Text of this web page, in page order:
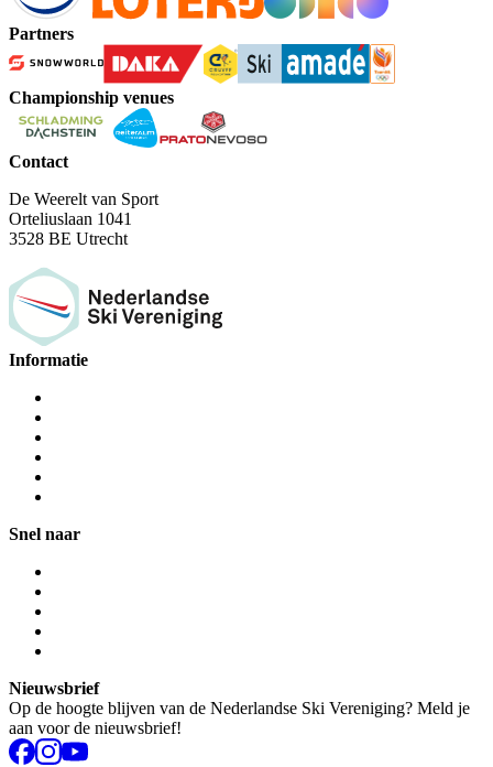
Partners
Championship venues
Contact
De Weerelt van Sport
Orteliuslaan 1041
3528 BE Utrecht
Informatie
Snel naar
Nieuwsbrief
Op de hoogte blijven van de Nederlandse Ski Vereniging? Meld je
aan voor de nieuwsbrief!